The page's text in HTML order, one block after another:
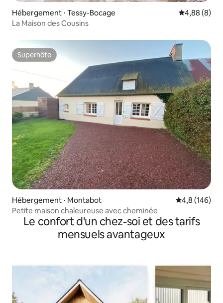
Hébergement ⋅ Tessy-Bocage Évaluation
4,88 (8)
La Maison des Cousins
Superhôte
Superhôte
Hébergement ⋅ Montabot Évaluation
4,8 (146)
Petite maison chaleureuse avec cheminée
Le confort d'un chez-soi et des tarifs
mensuels avantageux